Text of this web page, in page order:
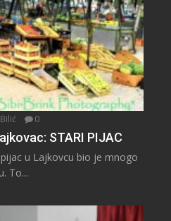
0
STARI PIJAC
u Lajkovcu bio je mnogo
To...